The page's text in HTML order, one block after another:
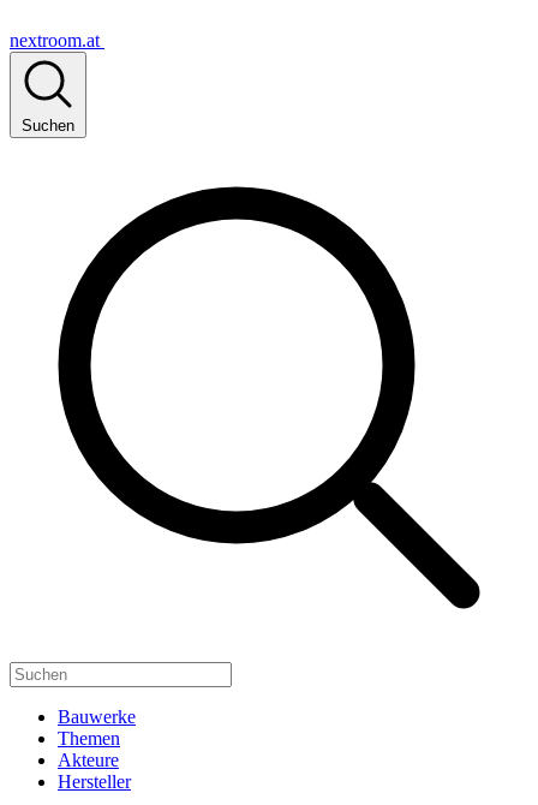
nextroom.at
Suchen
Bauwerke
Themen
Akteure
Hersteller